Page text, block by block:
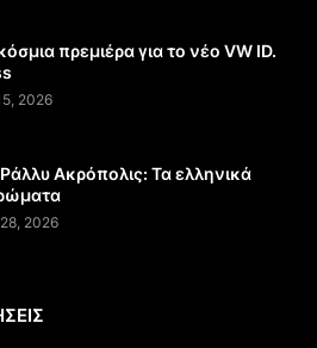
πρεμιέρα για το νέο VW ID.
2026
Ράλλυ Ακρόπολις: Τα ελληνικά
2026